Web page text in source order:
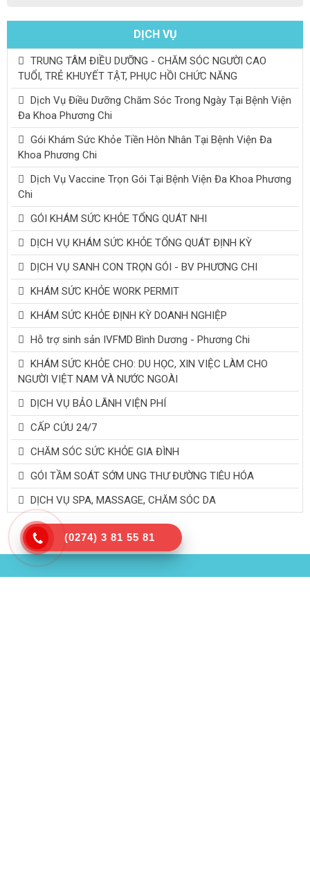
DỊCH VỤ
TRUNG TÂM ĐIỀU DƯỠNG - CHĂM SÓC NGƯỜI CAO
TUỔI, TRẺ KHUYẾT TẬT, PHỤC HỒI CHỨC NĂNG
Dịch Vụ Điều Dưỡng Chăm Sóc Trong Ngày Tại Bệnh Viện
Đa Khoa Phương Chi
Gói Khám Sức Khỏe Tiền Hôn Nhân Tại Bệnh Viện Đa
Khoa Phương Chi
Dịch Vụ Vaccine Trọn Gói Tại Bệnh Viện Đa Khoa Phương
Chi
GÓI KHÁM SỨC KHỎE TỔNG QUÁT NHI
DỊCH VỤ KHÁM SỨC KHỎE TỔNG QUÁT ĐỊNH KỲ
DỊCH VỤ SANH CON TRỌN GÓI - BV PHƯƠNG CHI
KHÁM SỨC KHỎE WORK PERMIT
KHÁM SỨC KHỎE ĐỊNH KỲ DOANH NGHIỆP
Hỗ trợ sinh sản IVFMD Bình Dương - Phương Chi
KHÁM SỨC KHỎE CHO: DU HỌC, XIN VIỆC LÀM CHO
NGƯỜI VIỆT NAM VÀ NƯỚC NGOÀI
DỊCH VỤ BẢO LÃNH VIỆN PHÍ
CẤP CỨU 24/7
CHĂM SÓC SỨC KHỎE GIA ĐÌNH
GÓI TẦM SOÁT SỚM UNG THƯ ĐƯỜNG TIÊU HÓA
DỊCH VỤ SPA, MASSAGE, CHĂM SÓC DA
(0274) 3 81 55 81